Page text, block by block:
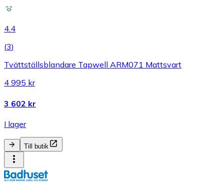
4.4
(3)
Tvättställsblandare Tapwell ARM071 Mattsvart
4 995 kr
3 602 kr
I lager
Till butik